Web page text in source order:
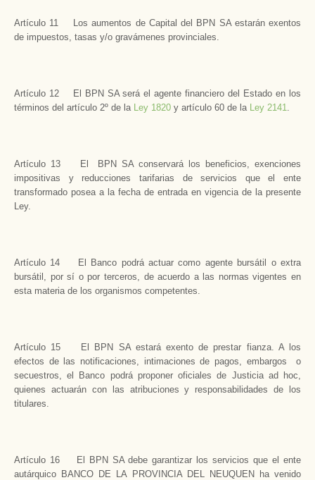
Artículo 11 Los aumentos de Capital del BPN SA estarán exentos
de impuestos, tasas y/o gravámenes provinciales.
Artículo 12 El BPN SA será el agente financiero del Estado en los
términos del artículo 2º de la Ley 1820 y artículo 60 de la Ley 2141.
Artículo 13 El BPN SA conservará los beneficios, exenciones
impositivas y reducciones tarifarias de servicios que el ente
transformado posea a la fecha de entrada en vigencia de la presente
Ley.
Artículo 14 El Banco podrá actuar como agente bursátil o extra
bursátil, por sí o por terceros, de acuerdo a las normas vigentes en
esta materia de los organismos competentes.
Artículo 15 El BPN SA estará exento de prestar fianza. A los
efectos de las notificaciones, intimaciones de pagos, embargos o
secuestros, el Banco podrá proponer oficiales de Justicia ad hoc,
quienes actuarán con las atribuciones y responsabilidades de los
titulares.
Artículo 16 El BPN SA debe garantizar los servicios que el ente
autárquico BANCO DE LA PROVINCIA DEL NEUQUEN ha venido